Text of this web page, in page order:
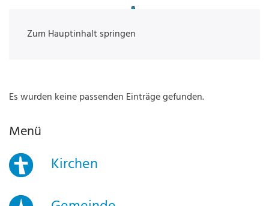
Zum Hauptinhalt springen
Es wurden keine passenden Einträge gefunden.
Menü
Kirchen